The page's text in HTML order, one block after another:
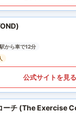
駅から車で12分
公式サイトを見る
ーチ (The Exercise